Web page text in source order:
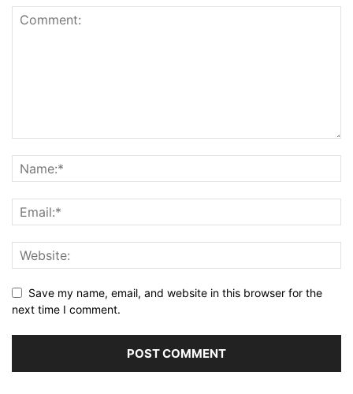
Save my name, email, and website in this browser for the
next time I comment.